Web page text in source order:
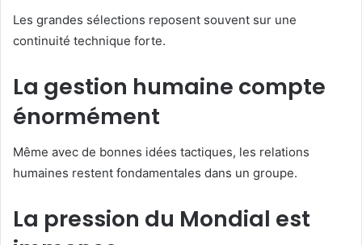
Les grandes sélections reposent souvent sur une
continuité technique forte.
La gestion humaine compte
énormément
Même avec de bonnes idées tactiques, les relations
humaines restent fondamentales dans un groupe.
La pression du Mondial est